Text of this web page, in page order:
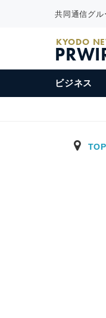
共同通信グ
KYODO
ビジネス
TOP